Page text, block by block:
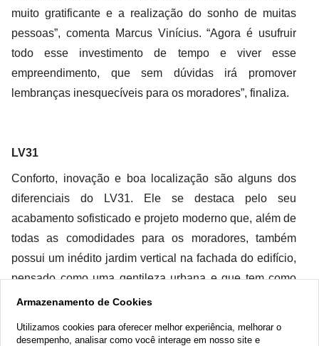
muito gratificante e a realização do sonho de muitas
pessoas”, comenta Marcus Vinícius. “Agora é usufruir
todo esse investimento de tempo e viver esse
empreendimento, que sem dúvidas irá promover
lembranças inesquecíveis para os moradores”, finaliza.
LV31
Conforto, inovação e boa localização são alguns dos
diferenciais do LV31. Ele se destaca pelo seu
acabamento sofisticado e projeto moderno que, além de
todas as comodidades para os moradores, também
possui um inédito jardim vertical na fachada do edifício,
pensado como uma gentileza urbana e que tem como
finalidade melhorar o microclima urbano, e um rooftop
Claras. Repleto de diferenciais, o empreendimento
Armazenamento de Cookies
Utilizamos cookies para oferecer melhor experiência, melhorar o
desempenho, analisar como você interage em nosso site e